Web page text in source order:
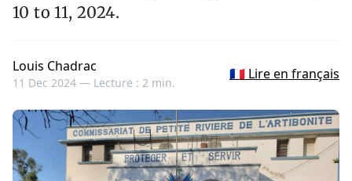
10 to 11, 2024.
Louis Chadrac
11 Dec 2024 — Lecture : 2 min.
🇫🇷 Lire en français